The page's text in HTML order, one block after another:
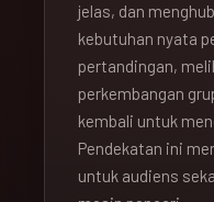
jelas, dan
kebutuhan nyata
pertandingan,
perkembangan
kembali untuk
Pendekatan ini
untuk audiens